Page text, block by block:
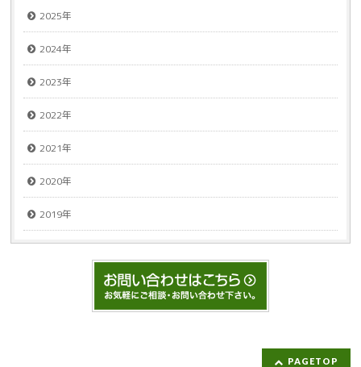
2025年
2024年
2023年
2022年
2021年
2020年
2019年
PAGETOP